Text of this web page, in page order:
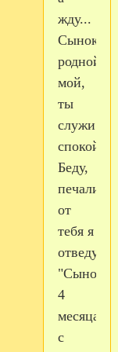
жду...
Сынок,
родной
мой,
ты
служи
спокойно,
Беду,
печали
от
тебя я
отведу!
"Сынок,
4
месяца
с